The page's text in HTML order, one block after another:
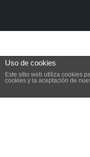
Uso de cookies
Este sitio web utiliza cookies
cookies y la aceptación de